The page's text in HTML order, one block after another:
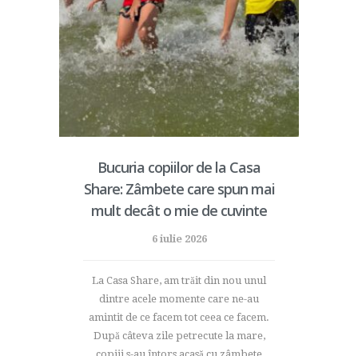
Bucuria copiilor de la Casa
Share: Zâmbete care spun mai
mult decât o mie de cuvinte
6 iulie 2026
La Casa Share, am trăit din nou unul
dintre acele momente care ne-au
amintit de ce facem tot ceea ce facem.
După câteva zile petrecute la mare,